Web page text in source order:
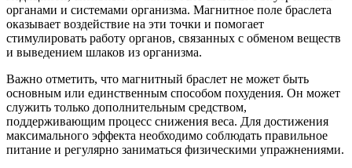
органами и системами организма. Магнитное поле браслета
оказывает воздействие на эти точки и помогает
стимулировать работу органов, связанных с обменом веществ
и выведением шлаков из организма.
Важно отметить, что магнитный браслет не может быть
основным или единственным способом похудения. Он может
служить только дополнительным средством,
поддерживающим процесс снижения веса. Для достижения
максимального эффекта необходимо соблюдать правильное
питание и регулярно заниматься физическими упражнениями.